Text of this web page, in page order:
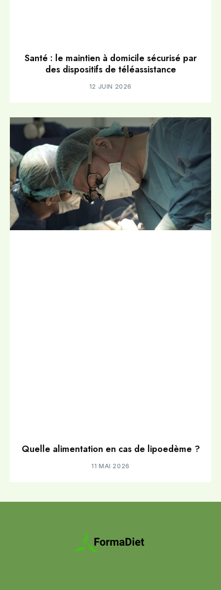
Santé : le maintien à domicile sécurisé par
des dispositifs de téléassistance
12 JUIN 2026
Quelle alimentation en cas de lipoedème ?
11 MAI 2026